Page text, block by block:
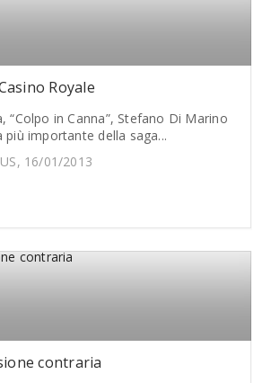
Royale
“Colpo in Canna”, Stefano Di Marino
più importante della saga...
16/01/2013
contraria